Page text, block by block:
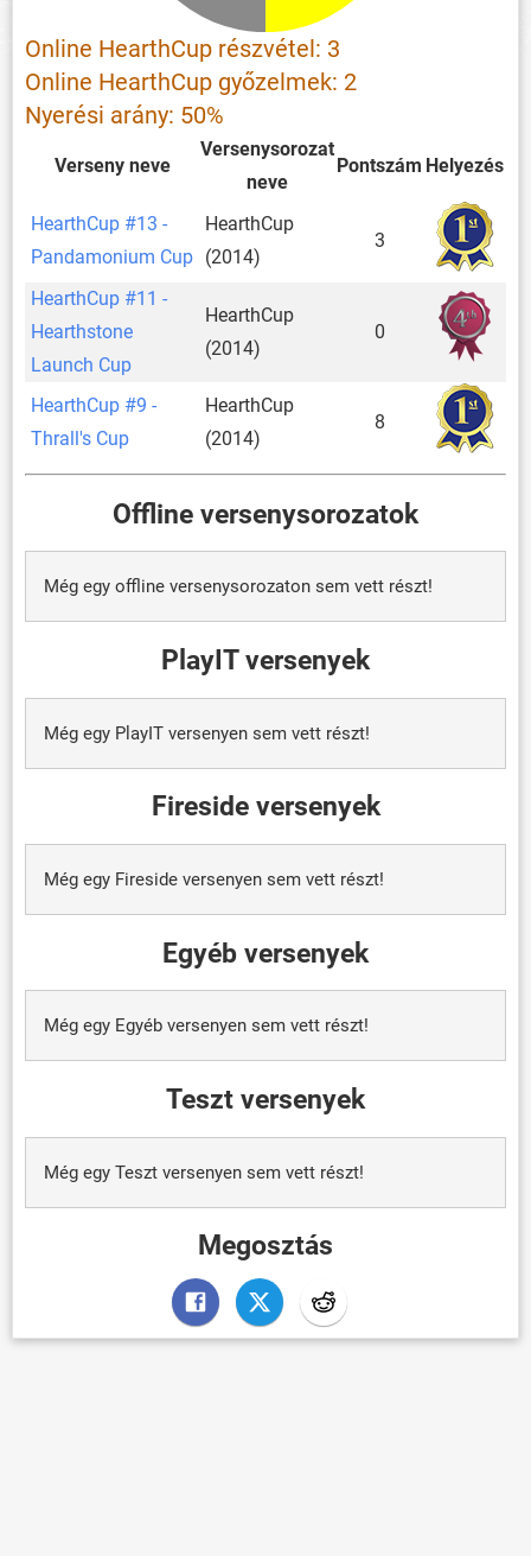
Online HearthCup részvétel: 3
Online HearthCup győzelmek: 2
Nyerési arány: 50%
Verseny neve
Versenysorozat
neve
Pontszám Helyezés
HearthCup #13 -
Pandamonium Cup
HearthCup
(2014)
3
HearthCup #11 -
Hearthstone
Launch Cup
HearthCup
(2014)
0
HearthCup #9 -
Thrall's Cup
HearthCup
(2014)
8
Offline versenysorozatok
Még egy offline versenysorozaton sem vett részt!
PlayIT versenyek
Még egy PlayIT versenyen sem vett részt!
Fireside versenyek
Még egy Fireside versenyen sem vett részt!
Egyéb versenyek
Még egy Egyéb versenyen sem vett részt!
Teszt versenyek
Még egy Teszt versenyen sem vett részt!
Megosztás